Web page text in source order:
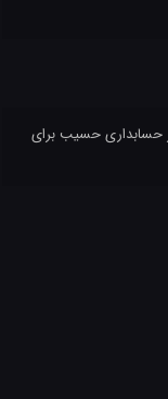
حسابداری حسیب برای